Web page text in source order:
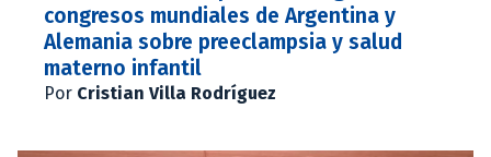
congresos mundiales de Argentina y
Alemania sobre preeclampsia y salud
materno infantil
Por Cristian Villa Rodríguez